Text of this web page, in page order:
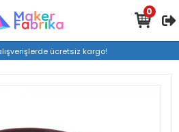
ücretsiz kargo!
0